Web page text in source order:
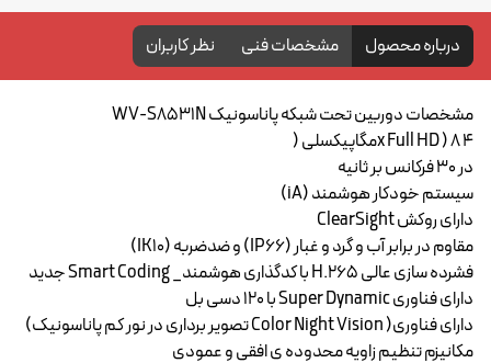
درباره محصول مشخصات فنی نظر کاربران
مشخصات دوربین تحت شبکه پاناسونیک WV-S8531N
4 x Full HD ) 8مگاپیکسلی (
در 30 فرکانس بر ثانیه
سیستم خودکار هوشمند (iA)
دارای روکش ClearSight
مقاوم در برابر آب و گرد و غبار (IP66) و ضدضربه (IK10)
فشرده سازی عالی H.265 با کدگذاری هوشمند_ Smart Coding جدید
دارای فناوری Super Dynamic با 120 دسی بل
دارای فناوری( Color Night Vision تصویر برداری در نور کم پاناسونیک)
مکانیزم تنظیم زاویه محدوده ی افقی و عمودی